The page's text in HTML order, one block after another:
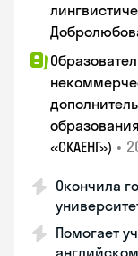
«СКАЕНГ») •
Окончила
Помогает